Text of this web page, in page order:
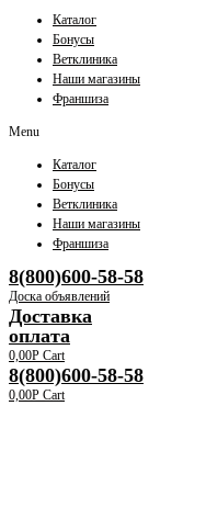
Каталог
Бонусы
Ветклиника
Наши магазины
Франшиза
Menu
Каталог
Бонусы
Ветклиника
Наши магазины
Франшиза
8(800)600-58-58
Доска объявлений
Доставка
оплата
0,00Р Cart
8(800)600-58-58
0,00Р Cart